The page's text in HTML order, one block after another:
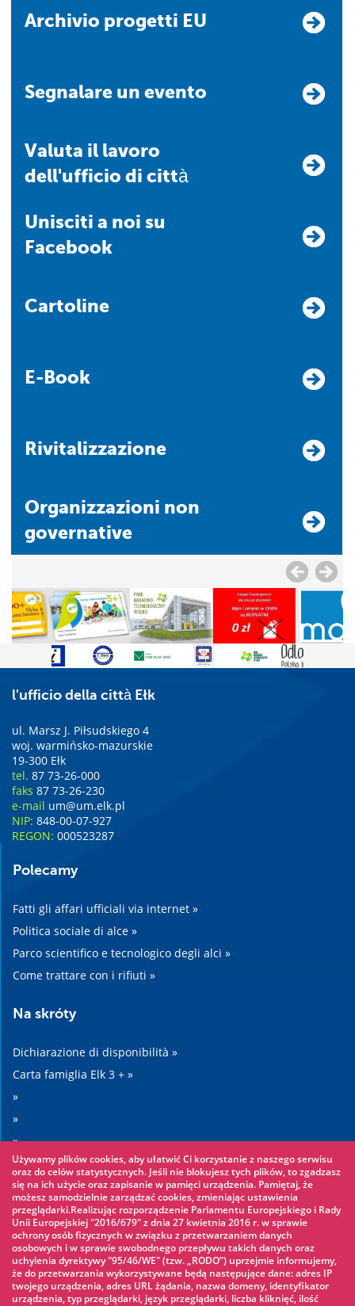
Archivio progetti EU
Segnalare un evento
Valuta il lavoro
dell'ufficio di città
Unisciti a noi su
Facebook
Cartoline
E-Book
Rivitalizzazione
Organizzazioni non
governative
l'ufficio della città Ełk
ul. Marsz J. Piłsudskiego 4
woj. warmińsko-mazurskie
19-300 Ełk
tel. 87 73-26-000
faks 87 73-26-230
e-mail um@um.elk.pl
NIP: 848-00-07-927
REGON: 000523287
Polecamy
Fatti gli affari ufficiali via internet »
Politica sociale di alce »
Parco scientifico e tecnologico degli alci »
Come trattare con i rifiuti »
Na skróty
Dichiarazione di disponibilità »
Carta famiglia Elk 3 + »
»
»
»
»
Warto zobaczyć
Parco avventura »
Parco acquatico »
Pattinaggio sul ghiaccio »
Używamy plików cookies, aby ułatwić Ci korzystanie z naszego serwisu
oraz do celów statystycznych. Jeśli nie blokujesz tych plików, to zgadzasz
się na ich użycie oraz zapisanie w pamięci urządzenia. Pamiętaj, że
możesz samodzielnie zarządzać cookies, zmieniając ustawienia
przeglądarki.Realizując rozporządzenie Parlamentu Europejskiego i Rady
Unii Europejskiej "2016/679" z dnia 27 kwietnia 2016 r. w sprawie
ochrony osób fizycznych w związku z przetwarzaniem danych
osobowych i w sprawie swobodnego przepływu takich danych oraz
uchylenia dyrektywy "95/46/WE" (tzw. „RODO”) uprzejmie informujemy,
że do przetwarzania wykorzystywane będą następujące dane: adres IP
twojego urządzenia, adres URL żądania, nazwa domeny, identyfikator
urządzenia, typ przeglądarki, język przeglądarki, liczba kliknięć, ilość